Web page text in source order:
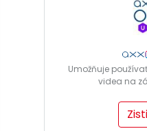
Umožňuje
videa na